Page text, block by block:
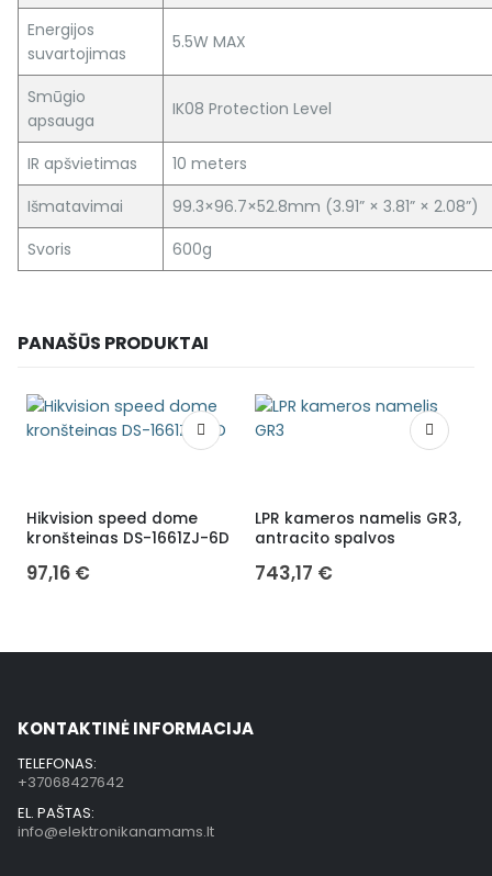
Energijos
suvartojimas
5.5W MAX
Smūgio
apsauga
IK08 Protection Level
IR apšvietimas
10 meters
Išmatavimai
99.3×96.7×52.8mm (3.91” × 3.81” × 2.08”)
Svoris
600g
PANAŠŪS PRODUKTAI
Hikvision speed dome
kronšteinas DS-1661ZJ-6D
97,16 €
LPR kameros namelis GR3,
antracito spalvos
743,17 €
KONTAKTINĖ INFORMACIJA
TELEFONAS:
+37068427642
EL. PAŠTAS:
info@elektronikanamams.lt